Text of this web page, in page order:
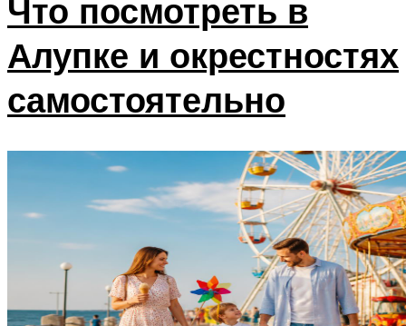
Что посмотреть в
Алупке и окрестностях
самостоятельно